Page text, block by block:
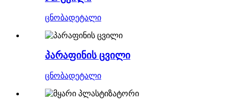
ცნობადეტალი
პარაფინის ცვილი
ცნობადეტალი